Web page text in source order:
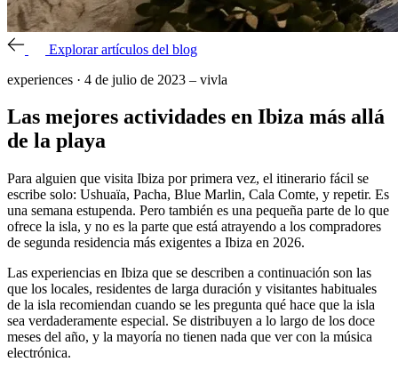
Explorar artículos del blog
experiences · 4 de julio de 2023 – vivla
Las mejores actividades en Ibiza más allá
de la playa
Para alguien que visita Ibiza por primera vez, el itinerario fácil se
escribe solo: Ushuaïa, Pacha, Blue Marlin, Cala Comte, y repetir. Es
una semana estupenda. Pero también es una pequeña parte de lo que
ofrece la isla, y no es la parte que está atrayendo a los compradores
de segunda residencia más exigentes a Ibiza en 2026.
Las experiencias en Ibiza que se describen a continuación son las
que los locales, residentes de larga duración y visitantes habituales
de la isla recomiendan cuando se les pregunta qué hace que la isla
sea verdaderamente especial. Se distribuyen a lo largo de los doce
meses del año, y la mayoría no tienen nada que ver con la música
electrónica.